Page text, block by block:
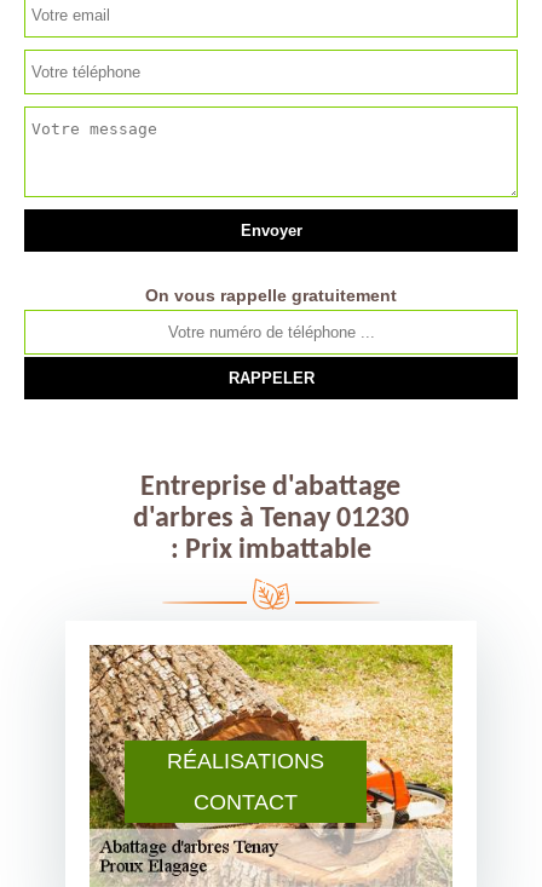
RÉALISATIONS
CONTACT
On vous rappelle gratuitement
Entreprise d'abattage
d'arbres à Tenay 01230
: Prix imbattable